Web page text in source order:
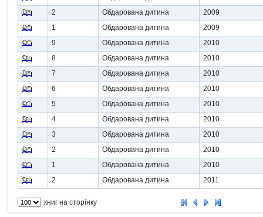
2
Обдарована дитина
2009
1
Обдарована дитина
2009
9
Обдарована дитина
2010
8
Обдарована дитина
2010
7
Обдарована дитина
2010
6
Обдарована дитина
2010
5
Обдарована дитина
2010
4
Обдарована дитина
2010
3
Обдарована дитина
2010
2
Обдарована дитина
2010
1
Обдарована дитина
2010
2
Обдарована дитина 2011
книг на сторінку